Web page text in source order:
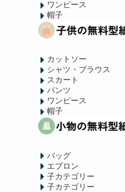
ワンピース
帽子
カットソー
シャツ・ブラウス
スカート
パンツ
ワンピース
帽子
バッグ
エプロン
子カテゴリー
子カテゴリー